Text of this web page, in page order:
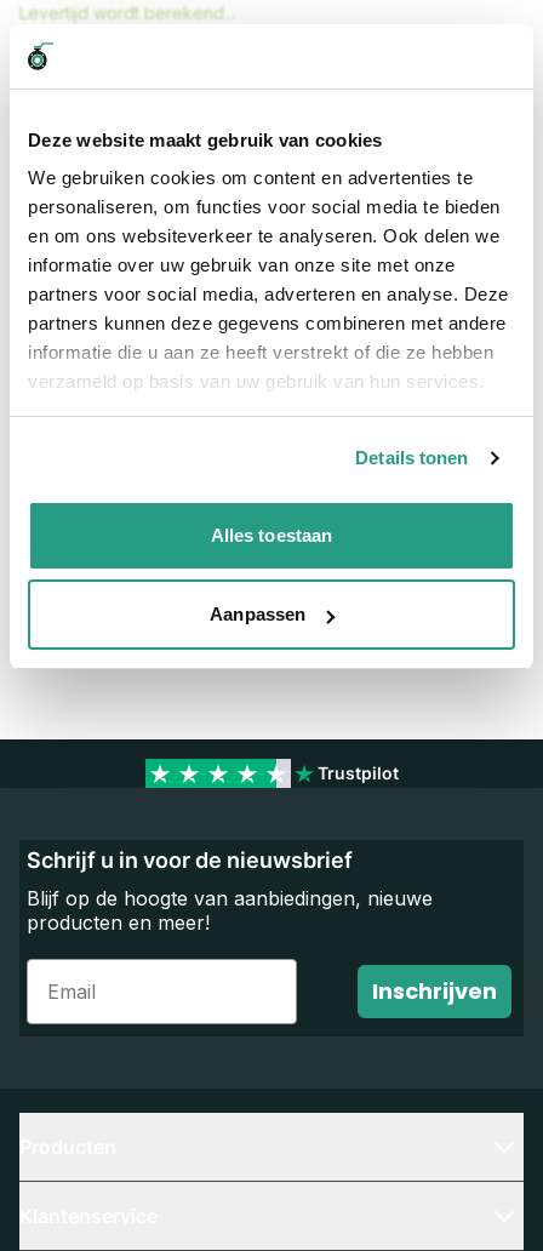
Deze website maakt gebruik van cookies
We gebruiken cookies om content en advertenties te
personaliseren, om functies voor social media te bieden
en om ons websiteverkeer te analyseren. Ook delen we
informatie over uw gebruik van onze site met onze
partners voor social media, adverteren en analyse. Deze
partners kunnen deze gegevens combineren met andere
informatie die u aan ze heeft verstrekt of die ze hebben
verzameld op basis van uw gebruik van hun services.
Details tonen
Alles toestaan
Aanpassen
Levertijd wordt berekend...
Hoge klantbeoordelingen: 9/10
Snelle levering
Snel naar
Meer informatie
Maatvoering koppeling 19mm
Vragen? Neem dan nu contact op
We zijn beschikbaar van ma t/m vr van 08:00 tot 17:00 uur.
Neem contact met ons op
Trustpilot
Schrijf u in voor de nieuwsbrief
Blijf op de hoogte van aanbiedingen, nieuwe
producten en meer!
Email
Inschrijven